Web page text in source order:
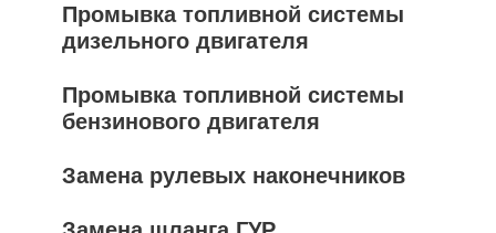
Промывка топливной системы
дизельного двигателя
Промывка топливной системы
бензинового двигателя
Замена рулевых наконечников